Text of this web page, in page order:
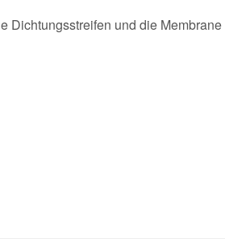
Dichtungsstreifen und die